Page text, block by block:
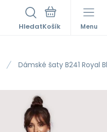
Hledat Menu
Dámské šaty B241 Royal